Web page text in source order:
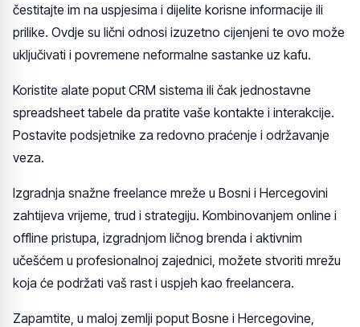
čestitajte im na uspjesima i dijelite korisne informacije ili
prilike. Ovdje su lični odnosi izuzetno cijenjeni te ovo može
uključivati i povremene neformalne sastanke uz kafu.
Koristite alate poput CRM sistema ili čak jednostavne
spreadsheet tabele da pratite vaše kontakte i interakcije.
Postavite podsjetnike za redovno praćenje i održavanje
veza.
Izgradnja snažne freelance mreže u Bosni i Hercegovini
zahtijeva vrijeme, trud i strategiju. Kombinovanjem online i
offline pristupa, izgradnjom ličnog brenda i aktivnim
učešćem u profesionalnoj zajednici, možete stvoriti mrežu
koja će podržati vaš rast i uspjeh kao freelancera.
Zapamtite, u maloj zemlji poput Bosne i Hercegovine,